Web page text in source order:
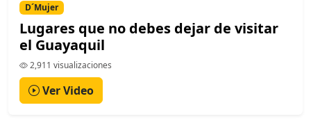
D´Mujer
Lugares que no debes dejar de visitar
el Guayaquil
2,911 visualizaciones
Ver Video